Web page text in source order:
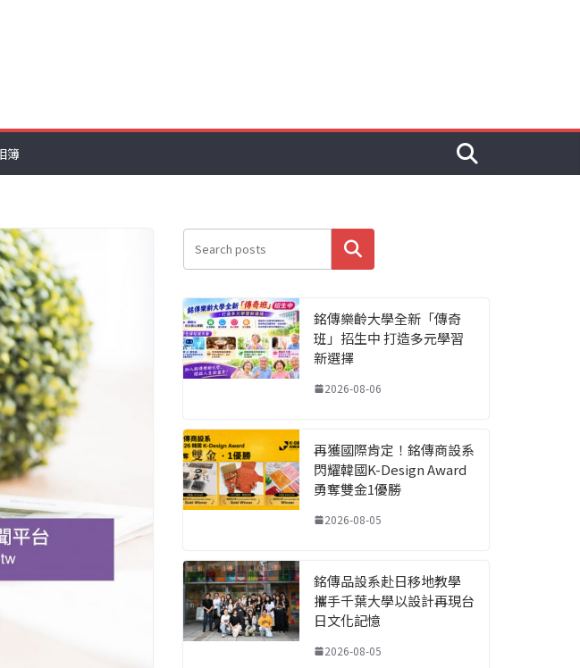
簿
搜尋
銘傳樂齡大學全新「傳奇
班」招生中 打造多元學習
新選擇
2026-08-06
再獲國際肯定！銘傳商設系
閃耀韓國K-Design Award
勇奪雙金1優勝
2026-08-05
銘傳品設系赴日移地教學
攜手千葉大學以設計再現台
日文化記憶
2026-08-05